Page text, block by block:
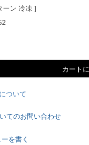
ーン 冷凍
カート
ついて
てのお問い合わせ
を書く